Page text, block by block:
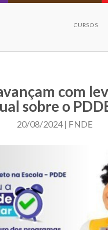
CURSOS
com
sobre o
20/08/2024 | FNDE